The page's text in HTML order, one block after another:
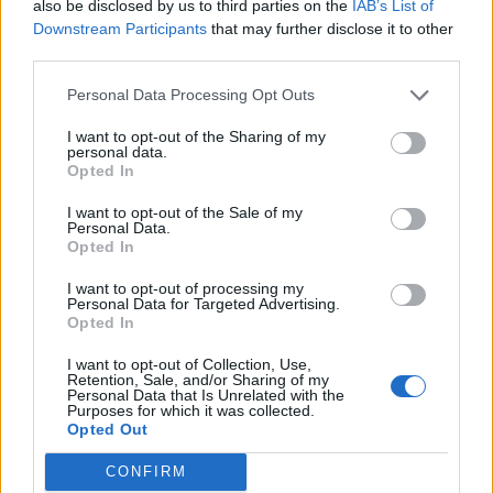
also be disclosed by us to third parties on the IAB’s List of
Downstream Participants that may further disclose it to other
Personal Data Processing Opt Outs
I want to opt-out of the Sharing of my
personal data.
Opted In
I want to opt-out of the Sale of my
Personal Data.
Opted In
I want to opt-out of processing my
Personal Data for Targeted Advertising.
Opted In
I want to opt-out of Collection, Use,
Retention, Sale, and/or Sharing of my
Personal Data that Is Unrelated with the
Purposes for which it was collected.
Opted Out
CONFIRM
Merkucja? Czy Tybalt ponosi winę za swoją
Dodaj komentarz